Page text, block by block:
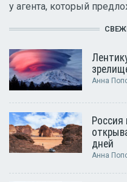
у агента, который
Анна
Россия
дней
Анна